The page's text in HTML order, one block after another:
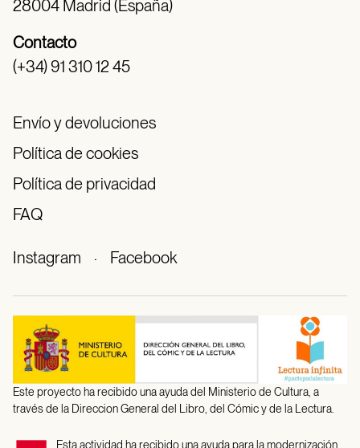
28004 Madrid (España)
Contacto
(+34) 91 310 12 45
Envío y devoluciones
Política de cookies
Política de privacidad
FAQ
Instagram · Facebook
Este proyecto ha recibido una ayuda del Ministerio de Cultura, a
través de la Direccion General del Libro, del Cómic y de la Lectura.
Esta actividad ha recibido una ayuda para la modernización